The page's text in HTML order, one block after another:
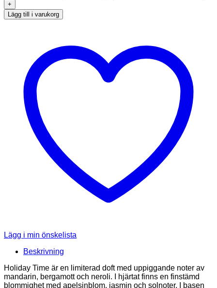
Lägg till i varukorg
Lägg i min önskelista
Beskrivning
Holiday Time är en limiterad doft med uppiggande noter av
mandarin, bergamott och neroli. I hjärtat finns en finstämd
blommighet med apelsinblom, jasmin och solnoter. I basen